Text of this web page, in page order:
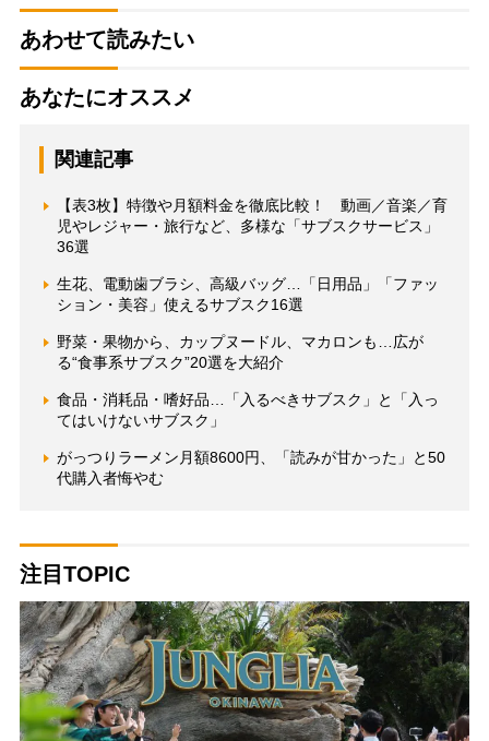
あわせて読みたい
あなたにオススメ
関連記事
【表3枚】特徴や月額料金を徹底比較！ 動画／音楽／育
児やレジャー・旅行など、多様な「サブスクサービス」
36選
生花、電動歯ブラシ、高級バッグ…「日用品」「ファッ
ション・美容」使えるサブスク16選
野菜・果物から、カップヌードル、マカロンも…広が
る“食事系サブスク”20選を大紹介
食品・消耗品・嗜好品…「入るべきサブスク」と「入っ
てはいけないサブスク」
がっつりラーメン月額8600円、「読みが甘かった」と50
代購入者悔やむ
注目TOPIC